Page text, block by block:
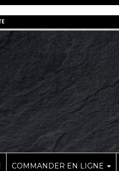
COMMANDER EN LIGNE